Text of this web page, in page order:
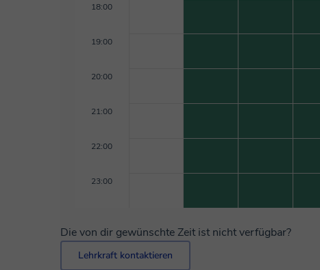
18:00
19:00
20:00
21:00
22:00
23:00
Die von dir gewünschte Zeit ist nicht verfügbar?
Lehrkraft kontaktieren